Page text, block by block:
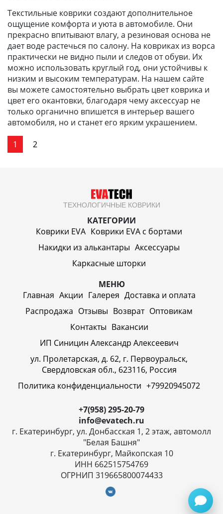
Текстильные коврики создают дополнительное
ощущение комфорта и уюта в автомобиле. Они
прекрасно впитывают влагу, а резиновая основа не
дает воде растечься по салону. На ковриках из ворса
практически не видно пыли и следов от обуви. Их
можно использовать круглый год, они устойчивы к
низким и высоким температурам. На нашем сайте
вы можете самостоятельно выбрать цвет коврика и
цвет его окантовки, благодаря чему аксессуар не
только органично впишется в интерьер вашего
автомобиля, но и станет его ярким украшением.
1
2
ТЕХНОЛОГИЧНЫЕ КОВРИКИ
КАТЕГОРИИ
Коврики EVA Коврики EVA c бортами
Накидки из алькантары Аксессуары
Каркасные шторки
МЕНЮ
Главная Акции Галерея Доставка и оплата
Распродажа Отзывы Возврат Оптовикам
Контакты Вакансии
ИП Синицин Александр Алексеевич
ул. Пролетарская, д. 62, г. Первоуральск,
Свердловская обл., 623116, Россия
Политика конфиденциальности +79920945072
+7(958) 295-20-79
info@evatech.ru
г. Екатеринбург, ул. Донбасская 1, 2 этаж, автомолл
"Белая Башня"
г. Екатеринбург, Майкопская 10
ИНН 662515754769
ОГРНИП 319665800074433